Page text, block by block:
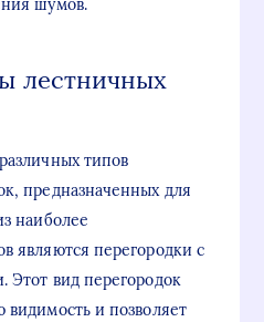
шумов.
лестничных
типов
предназначенных для
наиболее
являются перегородки с
Этот вид перегородок
видимость и позволяет